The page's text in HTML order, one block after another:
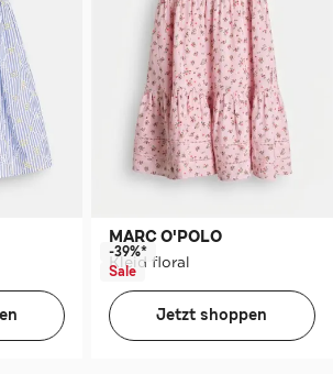
MARC O'POLO
Kleid floral
-39%*
Sale
Jetzt shoppen